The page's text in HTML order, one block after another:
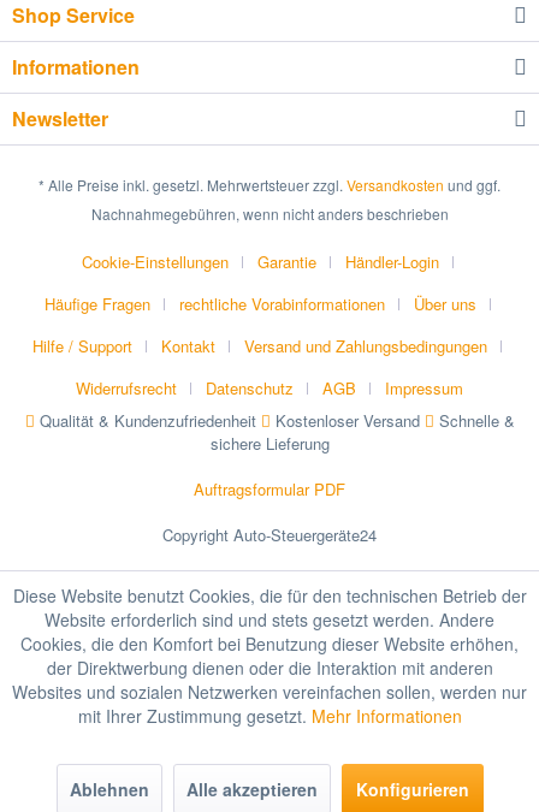
Shop Service
Informationen
Newsletter
* Alle Preise inkl. gesetzl. Mehrwertsteuer zzgl. Versandkosten und ggf.
Nachnahmegebühren, wenn nicht anders beschrieben
Cookie-Einstellungen Garantie
Händler-Login
Häufige Fragen
rechtliche Vorabinformationen
Über uns
Hilfe / Support
Kontakt
Versand und Zahlungsbedingungen
Widerrufsrecht
Datenschutz AGB
Impressum
Qualität & Kundenzufriedenheit
Kostenloser Versand
Schnelle &
sichere Lieferung
Auftragsformular PDF
Copyright Auto-Steuergeräte24
Diese Website benutzt Cookies, die für den technischen Betrieb der
Website erforderlich sind und stets gesetzt werden. Andere
Cookies, die den Komfort bei Benutzung dieser Website erhöhen,
der Direktwerbung dienen oder die Interaktion mit anderen
Websites und sozialen Netzwerken vereinfachen sollen, werden nur
mit Ihrer Zustimmung gesetzt. Mehr Informationen
Ablehnen Alle akzeptieren Konfigurieren